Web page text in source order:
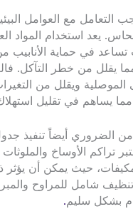
التعامل مع العوامل
يعد استخدام المواد
تساعد في حماية الأنابيب
مما يقلل من خطر التآكل.
ويقلل من
مما يساهم في تقليل
من الضروري أيضاً تنفيذ
تراكم الأوساخ
حيث يمكن أن يؤثر
شامل للمراوح
بشكل سليم.